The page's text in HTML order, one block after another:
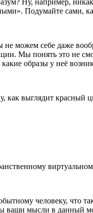
Ну, например,
Подумайте сами,
не можем себе даже
Мы понять это не
образы у неё
как выглядит красный
человеку, что
ваши мысли в данный